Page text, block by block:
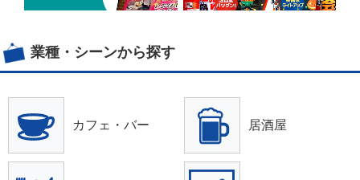
業種・シーンから探す
カフェ・バー 居酒屋